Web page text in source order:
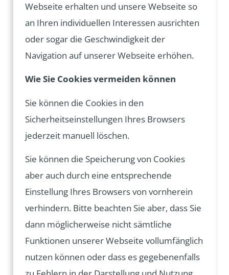
Webseite erhalten und unsere Webseite so
an Ihren individuellen Interessen ausrichten
oder sogar die Geschwindigkeit der
Navigation auf unserer Webseite erhöhen.
Wie Sie Cookies vermeiden können
Sie können die Cookies in den
Sicherheitseinstellungen Ihres Browsers
jederzeit manuell löschen.
Sie können die Speicherung von Cookies
aber auch durch eine entsprechende
Einstellung Ihres Browsers von vornherein
verhindern. Bitte beachten Sie aber, dass Sie
dann möglicherweise nicht sämtliche
Funktionen unserer Webseite vollumfänglich
nutzen können oder dass es gegebenenfalls